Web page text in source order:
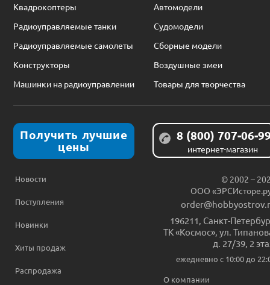
Квадрокоптеры
Автомодели
Радиоуправляемые танки
Судомодели
Радиоуправляемые самолеты
Сборные модели
Конструкторы
Воздушные змеи
Машинки на радиоуправлении
Товары для творчества
Получить лучшие
цены
8 (800) 707-06-
интернет-магазин
Новости
Поступления
Новинки
Хиты продаж
Распродажа
© 2002 –
ООО
196211 Санкт-
ТК «Космос», ул.
д. 27/39, 2
ежедневно c 10:00 до
О компании